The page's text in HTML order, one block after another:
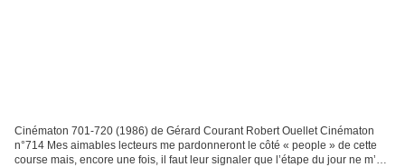
Cinématon 701-720 (1986) de Gérard Courant Robert Ouellet Cinématon
n°714 Mes aimables lecteurs me pardonneront le côté « people » de cette
course mais, encore une fois, il faut leur signaler que l’étape du jour ne m’a